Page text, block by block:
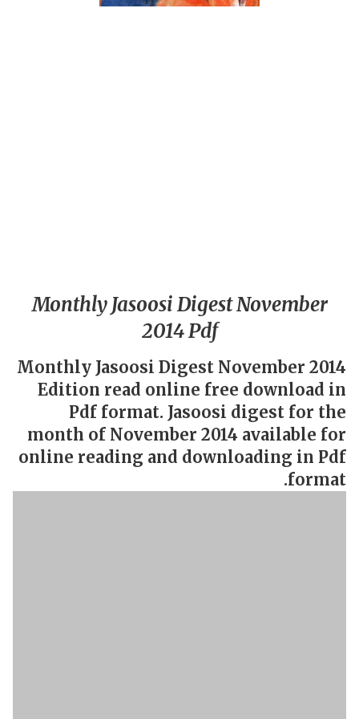
Monthly Jasoosi Digest November
2014 Pdf
Monthly Jasoosi Digest November 2014
Edition read online free download in
Pdf format. Jasoosi digest for the
month of November 2014 available for
online reading and downloading in Pdf
format.